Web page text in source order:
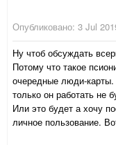
Опубликовано: 3 Jul
Ну чтоб обсуждать
Потому что такое
очередные люди-
только он работать не
Или это будет а хочу
личное пользование.